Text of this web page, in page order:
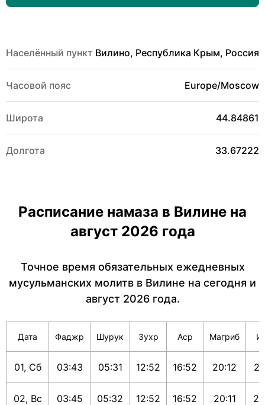
Населённый пункт Вилино, Республика Крым, Россия
Часовой пояс Europe/Moscow
Широта 44.84861
Долгота 33.67222
Расписание намаза в Вилине на
август 2026 года
Точное время обязательных ежедневных
мусульманских молитв в Вилине на сегодня и
август 2026 года.
Дата Фаджр Шурук Зухр Аср Магриб
01, Сб 03:43 05:31 12:52 16:52 20:12
02, Вс 03:45 05:32 12:52 16:52 20:11